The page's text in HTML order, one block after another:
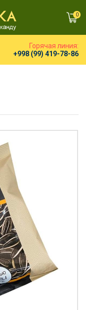
0
Горячая линия:
+998 (99) 419-78-86